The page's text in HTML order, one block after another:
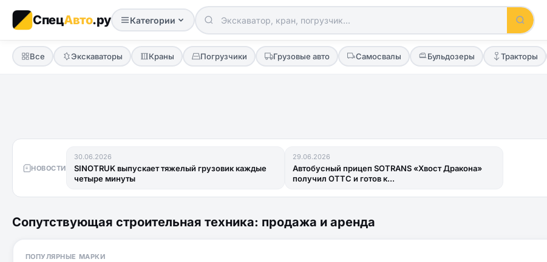
СпецАвто.ру Категории
Все Экскаваторы Краны Погрузчики Грузовые авто Самосвалы Бульдозеры Тракторы
НОВОСТИ
30.06.2026
SINOTRUK выпускает тяжелый грузовик каждые
четыре минуты
29.06.2026
Автобусный прицеп SOTRANS «Хвост Дракона»
получил ОТТС и готов к...
Сопутствующая строительная техника: продажа и аренда
ПОПУЛЯРНЫЕ МАРКИ